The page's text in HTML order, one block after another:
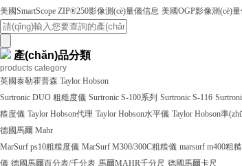
美國SmartScope ZIP®250影像測(cè)量儀信息 美國OGP影像測(cè)量
產(chǎn)品分類
products category
英國泰勒霍普森 Taylor Hobson
Surtronic DUO 粗糙度儀 Surtronic S-100系列 Surtronic S-116
糙度儀 Taylor Hobson代理 Taylor Hobson水平儀 Taylor Hobson準
德國馬爾 Mahr
MarSurf ps10粗糙度儀 MarSurf M300/300C粗糙儀 marsurf m400粗
儀 德國馬爾百分表/千分表 馬爾MAHR千分尺 德國馬爾卡尺